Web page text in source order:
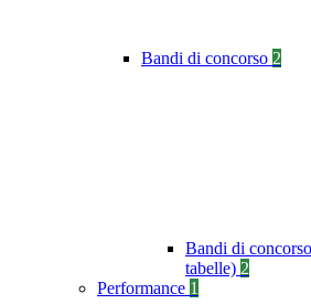
Bandi di concorso 2
Bandi di
tabelle) 2
Performance 1